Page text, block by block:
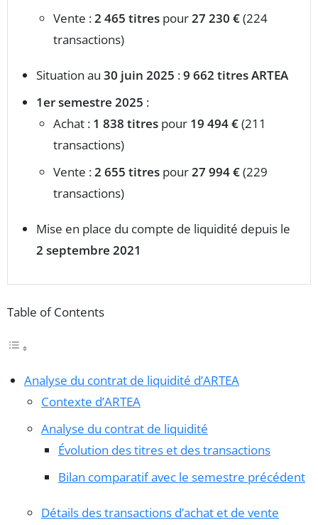
Vente :2 465 titres pour27 230 €(224
transactions)
Situation au 30 juin 2025 :9 662 titres ARTEA
1er semestre 2025 :
Achat : 1 838 titres pour 19 494 €(211
transactions)
Vente :2 655 titres pour27 994 €(229
transactions)
Mise en place du compte de liquidité depuis le
2 septembre 2021
Table of Contents
Analyse du contrat de liquidité d’ARTEA
Contexte d’ARTEA
Analyse du contrat de liquidité
Évolution des titres et des transactions
Bilan comparatif avec le semestre précédent
Détails des transactions d’achat et de vente